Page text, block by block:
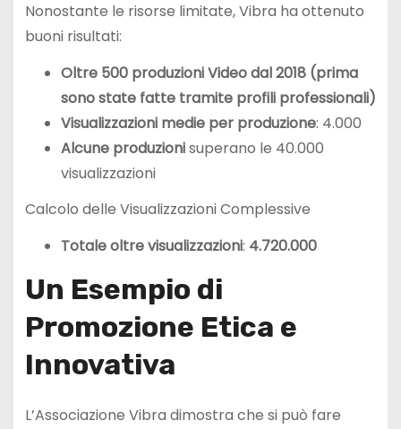
Nonostante le risorse limitate, Vibra ha ottenuto
buoni risultati:
Oltre 500 produzioni Video dal 2018 (prima
sono state fatte tramite profili professionali)
Visualizzazioni medie per produzione: 4.000
Alcune produzionisuperano le 40.000
visualizzazioni
Calcolo delle Visualizzazioni Complessive
Totale oltre visualizzazioni: 4.720.000
Un Esempio di
Promozione Etica e
Innovativa
L’Associazione Vibra dimostra che si può fare